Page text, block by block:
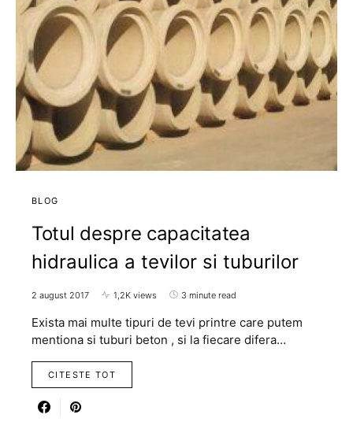
BLOG
Totul despre capacitatea
hidraulica a tevilor si tuburilor
2 august 2017 1,2K views 3 minute read
Exista mai multe tipuri de tevi printre care putem
mentiona si tuburi beton , si la fiecare difera…
CITESTE TOT